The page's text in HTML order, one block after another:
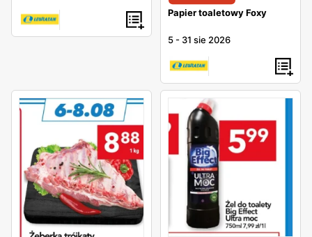
Papier toaletowy Foxy
5 - 31 sie 2026